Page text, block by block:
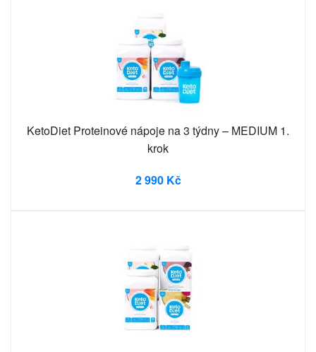
KetoDiet Proteinové nápoje na 3 týdny – MEDIUM 1.
krok
2 990 Kč